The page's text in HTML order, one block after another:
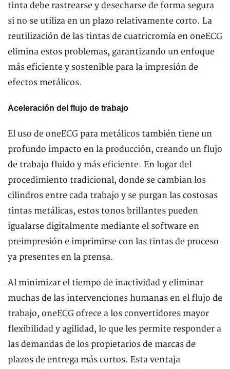
tinta debe rastrearse y desecharse de forma segura
si no se utiliza en un plazo relativamente corto. La
reutilización de las tintas de cuatricromía en oneECG
elimina estos problemas, garantizando un enfoque
más eficiente y sostenible para la impresión de
efectos metálicos.
Aceleración del flujo de trabajo
El uso de oneECG para metálicos también tiene un
profundo impacto en la producción, creando un flujo
de trabajo fluido y más eficiente. En lugar del
procedimiento tradicional, donde se cambian los
cilindros entre cada trabajo y se purgan las costosas
tintas metálicas, estos tonos brillantes pueden
igualarse digitalmente mediante el software en
preimpresión e imprimirse con las tintas de proceso
ya presentes en la prensa.
Al minimizar el tiempo de inactividad y eliminar
muchas de las intervenciones humanas en el flujo de
trabajo, oneECG ofrece a los convertidores mayor
flexibilidad y agilidad, lo que les permite responder a
las demandas de los propietarios de marcas de
plazos de entrega más cortos. Esta ventaja